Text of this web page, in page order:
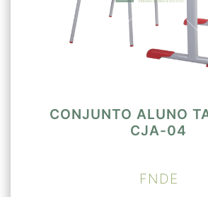
CONJUNTO ALUNO
CJA-04
FNDE